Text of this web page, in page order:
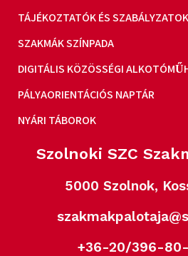
TÁJÉKOZTATÓK ÉS SZABÁLYZATOK
SZAKMÁK SZÍNPADA
DIGITÁLIS KÖZÖSSÉGI
PÁLYAORIENTÁCIÓS NAPTÁR
NYÁRI TÁBOROK
Szolnoki SZC
5000 Szolnok,
+36-20/396-